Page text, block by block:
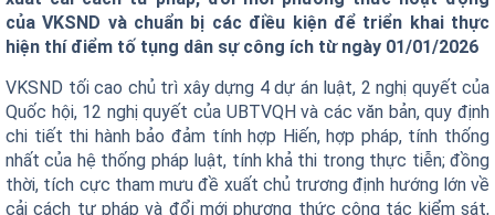
của VKSND và chuẩn bị các điều kiện để triển khai thực
hiện thí điểm tố tụng dân sự công ích từ ngày 01/01/2026
VKSND tối cao chủ trì xây dựng 4 dự án luật, 2 nghị quyết của
Quốc hội, 12 nghị quyết của UBTVQH và các văn bản, quy định
chi tiết thi hành bảo đảm tính hợp Hiến, hợp pháp, tính thống
nhất của hệ thống pháp luật, tính khả thi trong thực tiễn; đồng
thời, tích cực tham mưu đề xuất chủ trương định hướng lớn về
cải cách tư pháp và đổi mới phương thức công tác kiểm sát,